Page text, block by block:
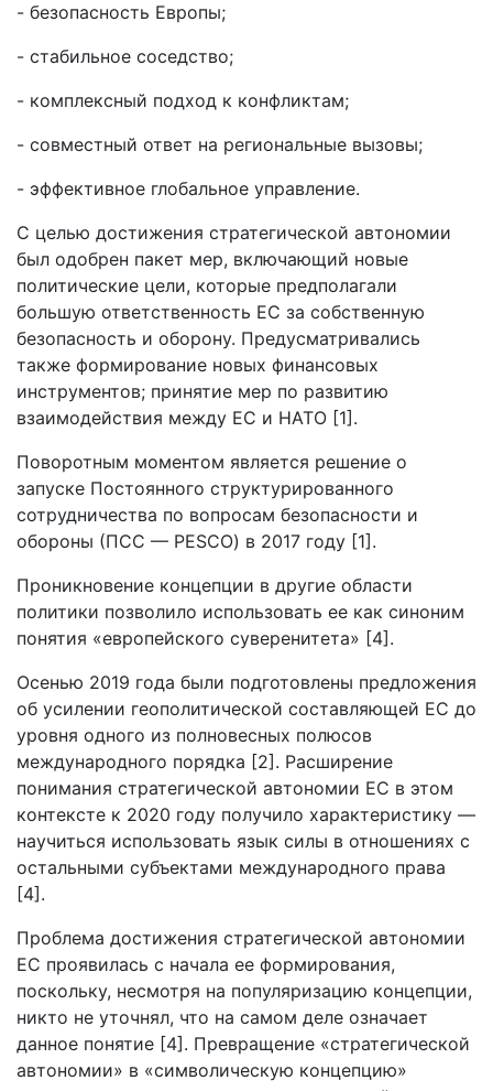
- безопасность Европы;
- стабильное соседство;
- комплексный подход к конфликтам;
- совместный ответ на региональные вызовы;
- эффективное глобальное управление.
С целью достижения стратегической автономии
был одобрен пакет мер, включающий новые
политические цели, которые предполагали
большую ответственность ЕС за собственную
безопасность и оборону. Предусматривались
также формирование новых финансовых
инструментов; принятие мер по развитию
взаимодействия между ЕС и НАТО [1].
Поворотным моментом является решение о
запуске Постоянного структурированного
сотрудничества по вопросам безопасности и
обороны (ПСС — PESCO) в 2017 году [1].
Проникновение концепции в другие области
политики позволило использовать ее как синоним
понятия «европейского суверенитета» [4].
Осенью 2019 года были подготовлены предложения
об усилении геополитической составляющей ЕС до
уровня одного из полновесных полюсов
международного порядка [2]. Расширение
понимания стратегической автономии ЕС в этом
контексте к 2020 году получило характеристику —
научиться использовать язык силы в отношениях с
остальными субъектами международного права
[4].
Проблема достижения стратегической автономии
ЕС проявилась с начала ее формирования,
поскольку, несмотря на популяризацию концепции,
никто не уточнял, что на самом деле означает
данное понятие [4]. Превращение «стратегической
автономии» в «символическую концепцию»